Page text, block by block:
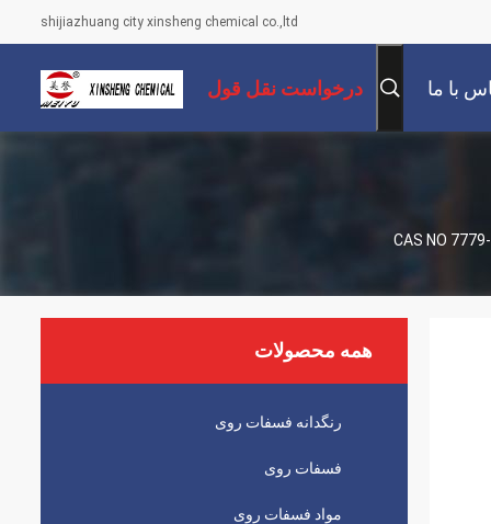
shijiazhuang city xinsheng chemical co.,ltd
با ما درخواست نقل قول
همه محصولات
رنگدانه فسفات روی
فسفات روی
مواد فسفات روی